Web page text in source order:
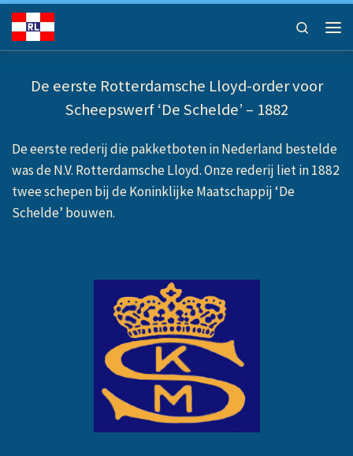
Ga naar inhoud
Search
De eerste Rotterdamsche Lloyd-order voor
Scheepswerf ‘De Schelde’ – 1882
De eerste rederij die pakketboten in Nederland bestelde
was de N.V. Rotterdamsche Lloyd. Onze rederij liet in 1882
twee schepen bij de Koninklijke Maatschappij ‘De
Schelde’ bouwen.